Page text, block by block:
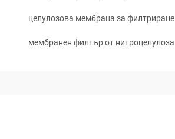
целулозова мембрана за филтриране
мембранен филтър от нитроцелулоза